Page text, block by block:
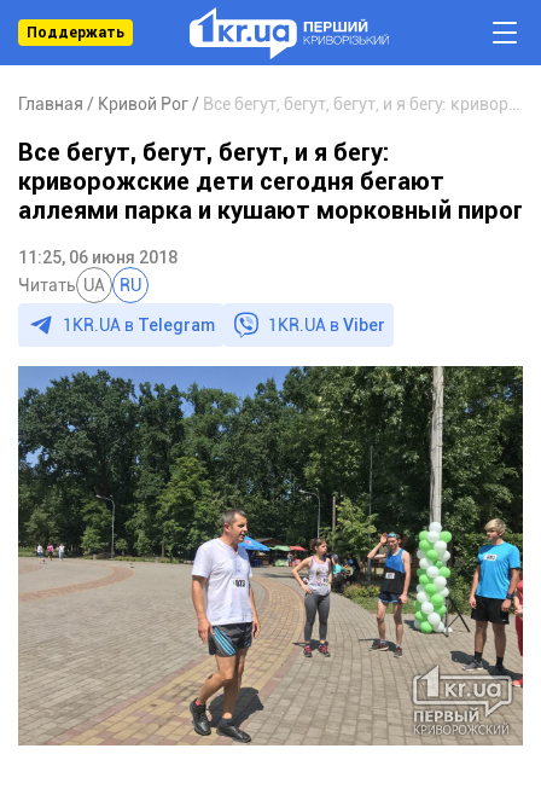
Поддержать
Главная Кривой Рог
Все бегут, бегут, бегут, и я бегу:
криворожские дети сегодня бегают
аллеями парка и кушают морковный пирог
11:25, 06 июня 2018
Читать UA RU
1KR.UA в Telegram 1KR.UA вViber